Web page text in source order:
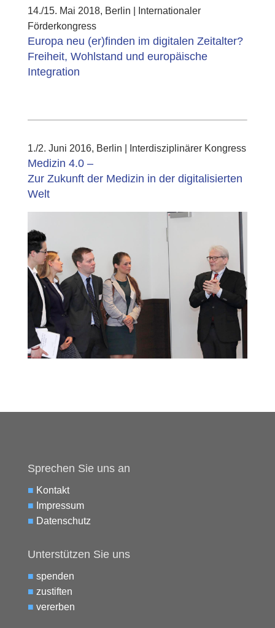
14./15. Mai 2018, Berlin | Internationaler
Förderkongress
Europa neu (er)finden im digitalen Zeitalter?
Freiheit, Wohlstand und europäische
Integration
1./2. Juni 2016, Berlin | Interdisziplinärer Kongress
Medizin 4.0 –
Zur Zukunft der Medizin in der digitalisierten
Welt
Sprechen Sie uns an
■ Kontakt
■ Impressum
■ Datenschutz
Unterstützen Sie uns
■ spenden
■ zustiften
■ vererben